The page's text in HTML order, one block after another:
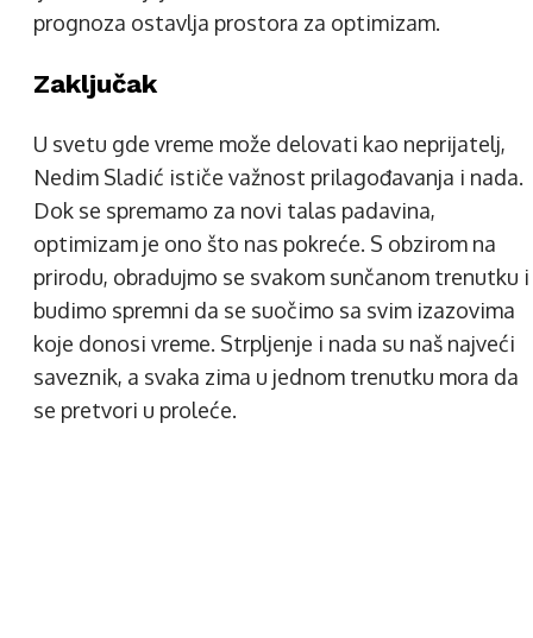
prognoza ostavlja prostora za optimizam.
Zaključak
U svetu gde vreme može delovati kao neprijatelj,
Nedim Sladić ističe važnost prilagođavanja i nada.
Dok se spremamo za novi talas padavina,
optimizam je ono što nas pokreće. S obzirom na
prirodu, obradujmo se svakom sunčanom trenutku i
budimo spremni da se suočimo sa svim izazovima
koje donosi vreme. Strpljenje i nada su naš najveći
saveznik, a svaka zima u jednom trenutku mora da
se pretvori u proleće.